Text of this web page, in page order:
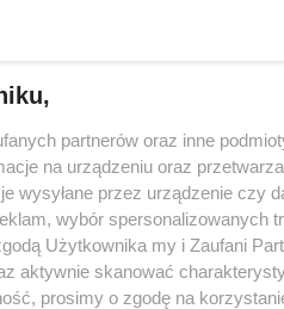
matką.
partnerów oraz inne
na urządzeniu oraz
wysyłane przez urządzenie czy
wybór spersonalizowanych
Użytkownika my i Zaufani
aktywnie skanować
prosimy o zgodę na